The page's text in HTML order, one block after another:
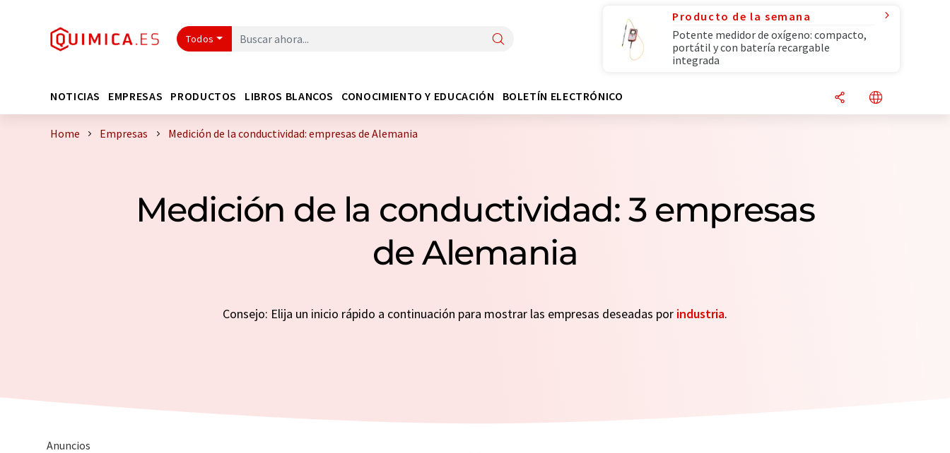
Todos
Producto de la semana
Potente medidor de oxígeno: compacto,
portátil y con batería recargable
integrada
NOTICIAS EMPRESAS PRODUCTOS LIBROS BLANCOS CONOCIMIENTO Y EDUCACIÓN BOLETÍN ELECTRÓNICO
Home Empresas Medición de la conductividad: empresas de Alemania
Medición de la conductividad: 3 empresas
de Alemania
Consejo: Elija un inicio rápido a continuación para mostrar las empresas deseadas por industria.
Anuncios